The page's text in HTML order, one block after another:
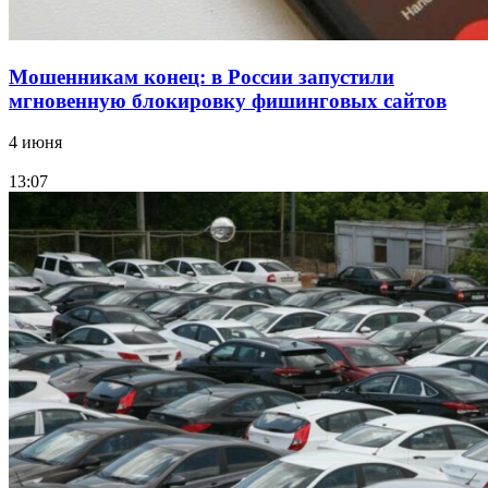
Мошенникам конец: в России запустили
мгновенную блокировку фишинговых сайтов
4 июня
13:07